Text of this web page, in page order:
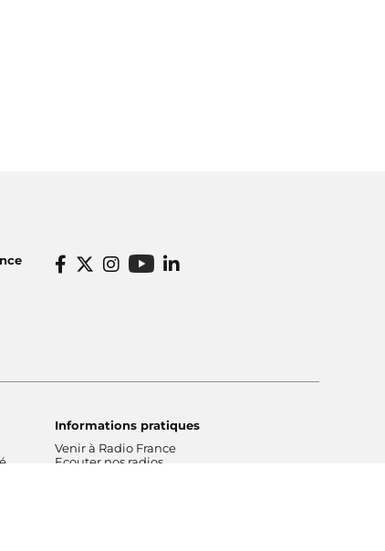
Informations pratiques
Venir à Radio France
Ecouter nos radios